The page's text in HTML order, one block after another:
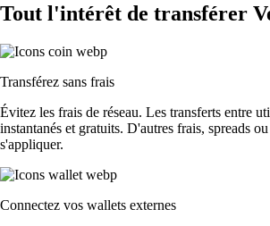
Tout l'intérêt de transférer
Transférez sans frais
Évitez les frais de réseau. Les transferts entre
instantanés et gratuits. D'autres frais, spreads
s'appliquer.
Connectez vos wallets externes